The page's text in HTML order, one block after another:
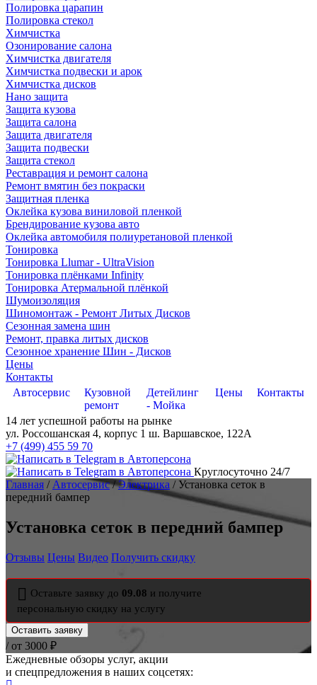
Полировка царапин
Полировка стекол
Химчистка
Озонирование салона
Химчистка двигателя
Химчистка подвески и арок
Химчистка дисков
Нано защита
Защита кузова
Защита салона
Защита двигателя
Защита подвески
Защита стекол
Реставрация и ремонт салона
Ремонт вмятин без покраски
Защитная пленка
Оклейка кузова виниловой пленкой
Брендирование кузова авто
Оклейка автомобиля полиуретановой пленкой
Тонировка
Тонировка Llumar - UltraVision
Тонировка плёнками Infinity
Тонировка Атермальной плёнкой
Шумоизоляция
Шиномонтаж - Ремонт Литых Дисков
Сезонная замена шин
Ремонт, правка литых дисков
Сезонное хранение Шин - Дисков
Цены
Контакты
Автосервис
Кузовной
ремонт
Детейлинг
- Мойка
Цены Контакты
14 лет успешной работы на рынке
ул. Россошанская 4, корпус 1 ш. Варшавское, 122А
+7 (499) 455 59 70
Круглосуточно 24/7
Главная / Автосервис/Электрика / Установка сеток в
передний бампер
Установка сеток в передний бампер
Отзывы Цены Видео Получить скидку
Оставьте заявку до 09.08 и получите
персональную скидку на услугу
Оставить заявку
/ от 3000 ₽
Ежедневные обзоры услуг, акции
и спецпредложения в наших соцсетях: